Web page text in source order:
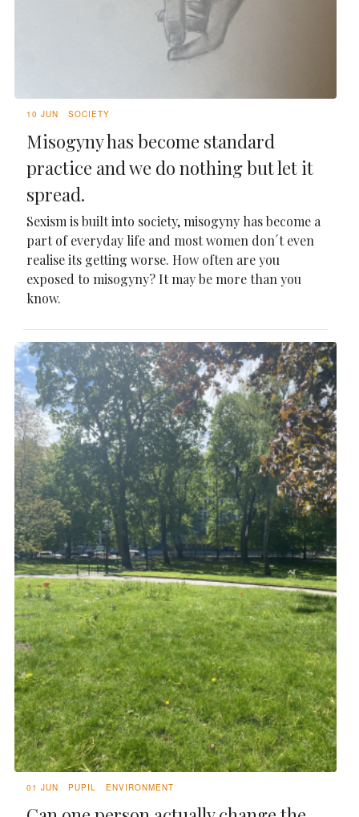
10 JUN SOCIETY
Misogyny has become standard
practice and we do nothing but let it
spread.
Sexism is built into society, misogyny has become a
part of everyday life and most women don´t even
realise its getting worse. How often are you
exposed to misogyny? It may be more than you
know.
01 JUN PUPIL ENVIRONMENT